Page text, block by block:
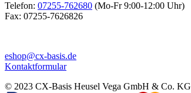
Telefon: 07255-762680 (Mo-Fr 9:00-12:00 Uhr)
Fax: 07255-7626826
eshop@cx-basis.de
Kontaktformular
© 2023 CX-Basis Heusel Vega GmbH & Co. KG